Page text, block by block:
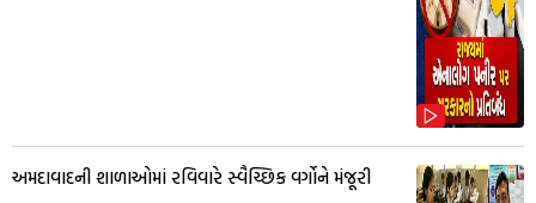
અમદાવાદની શાળાઓમાં રવિવારે સ્વૈચ્છિક વર્ગોને મંજૂરી